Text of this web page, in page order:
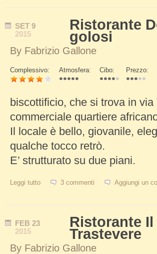
SET 9
2015
Ristorante
golosi
By Fabrizio Gallone
Schede Verticali
Complessivo: Atmosfera: Cibo: Prezzo:
biscottificio, che si trova in
commerciale quartiere
Il locale è bello, giovanile,
qualche tocco retrò.
E’ strutturato su due piani.
Leggi tutto su Ristorante Dolce di Roma, il tempio
3 commenti Aggiungi un
FEB 23
2015
Ristorante
Trastevere
By Fabrizio Gallone